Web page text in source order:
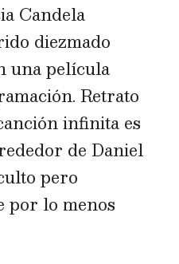
Candela
diezmado
una película
Retrato
infinita es
de Daniel
pero
por lo menos